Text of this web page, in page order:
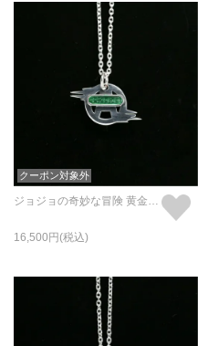
クーポン対象外
ジョジョの奇妙な冒険 黄金の風 M・B ネックレス
16,500